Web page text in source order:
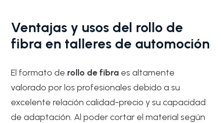
Ventajas y usos del rollo de
fibra en talleres de automoción
El formato de rollo de fibra es altamente
valorado por los profesionales debido a su
excelente relación calidad-precio y su capacidad
de adaptación. Al poder cortar el material según